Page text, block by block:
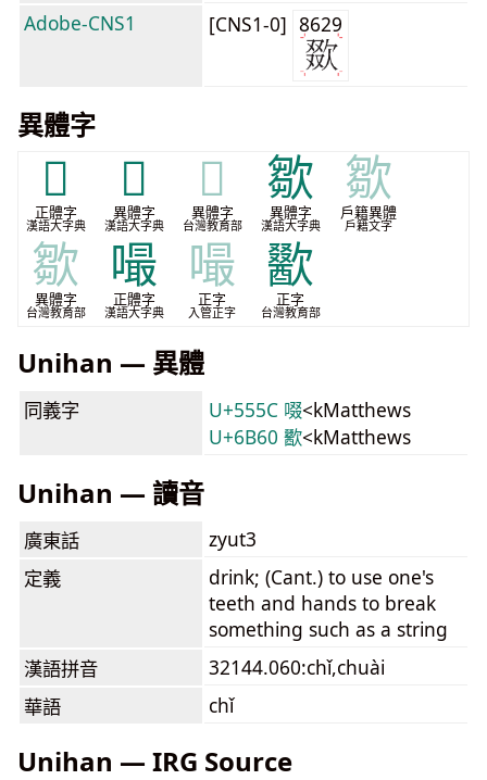
Adobe-CNS1
[CNS1-0] 8629
異體字
𠭋
正體字
漢語大字典
𣣯
異體字
漢語大字典
𣣯
異體字
台灣教育部
㱀
異體字
漢語大字典
㱀
戶籍異體
戶籍文字
㱀
異體字
台灣教育部
嘬
正體字
漢語大字典
嘬
正字
入管正字
歠
正字
台灣教育部
Unihan — 異體
同義字 U+555C 啜<kMatthews
U+6B60 歠<kMatthews
Unihan — 讀音
廣東話
zyut3
定義
drink; (Cant.) to use one's
teeth and hands to break
something such as a string
漢語拼音
32144.060:chǐ,chuài
華語
chǐ
Unihan — IRG Source